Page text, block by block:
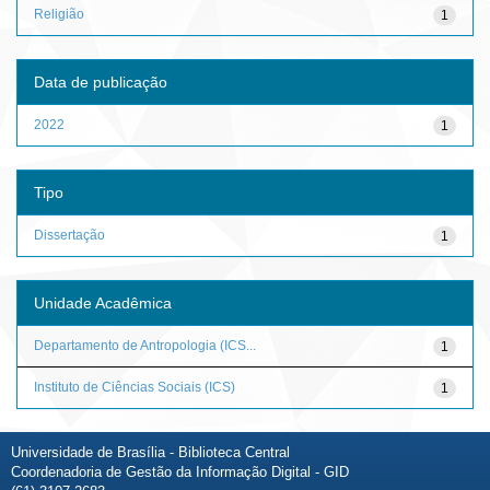
1
Religião
Data de publicação
1
2022
Tipo
1
Dissertação
Unidade Acadêmica
1
Departamento de Antropologia (ICS...
1
Instituto de Ciências Sociais (ICS)
Universidade de Brasília - Biblioteca Central
Coordenadoria de Gestão da Informação Digital - GID